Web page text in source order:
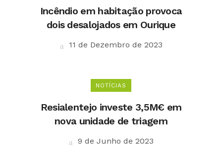
Incêndio em habitação provoca
dois desalojados em Ourique
11 de Dezembro de 2023
NOTÍCIAS
Resialentejo investe 3,5M€ em
nova unidade de triagem
9 de Junho de 2023